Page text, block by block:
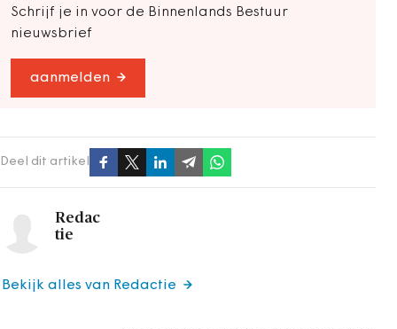
Schrijf je in voor de Binnenlands Bestuur
nieuwsbrief
aanmelden
Deel dit artikel
Redac
tie
Bekijk alles van Redactie